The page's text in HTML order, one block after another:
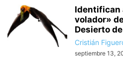
Identifican
volador»
Desierto
Cristián
septiembre 13,